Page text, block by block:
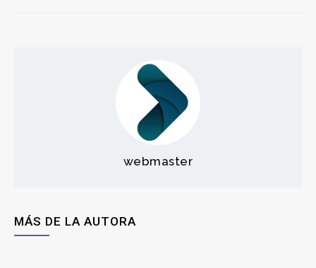
webmaster
MÁS DE LA AUTORA